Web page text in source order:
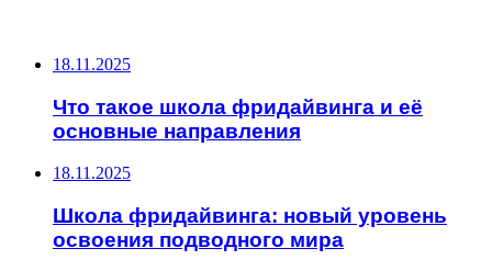
18.11.2025
Что такое школа фридайвинга и её
основные направления
18.11.2025
Школа фридайвинга: новый уровень
освоения подводного мира